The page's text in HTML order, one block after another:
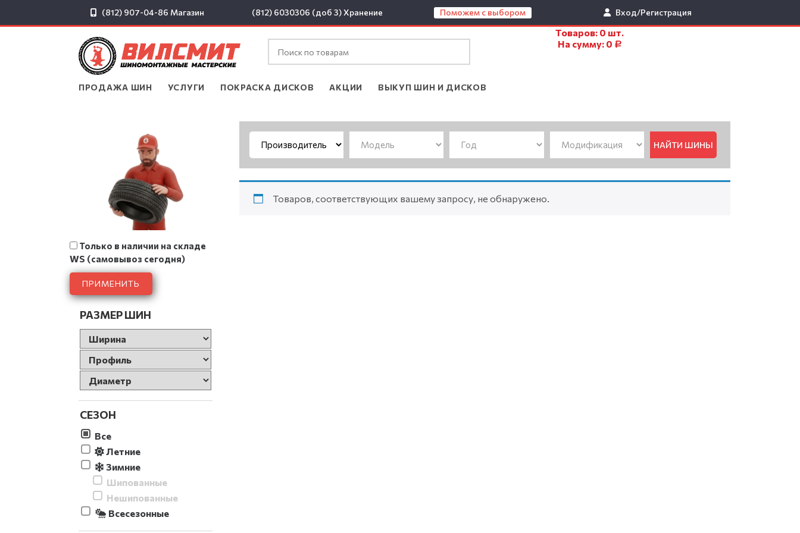
(812) 907-04-86 Магазин (812) 6030306 (доб 3)Хранение Поможем с выбором Вход/Регистрация
Товаров: 0 шт.
На сумму: 0 Р
ПРОДАЖА ШИН УСЛУГИ ПОКРАСКА ДИСКОВ АКЦИИ ВЫКУП ШИН И ДИСКОВ
Только в наличии на складе
WS (самовывоз сегодня)
ПРИМЕНИТЬ
РАЗМЕР ШИН
СЕЗОН
Все
Летние
Зимние
Шипованные
Нешипованные
Всесезонные
НАЙТИ ШИНЫ
Товаров, соответствующих вашему запросу, не обнаружено.